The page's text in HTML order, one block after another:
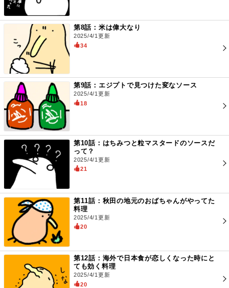
第8話：米は偉大なり
2025/4/1更新
34
第9話：エジプトで見つけた変なソース
2025/4/1更新
18
第10話：はちみつと粒マスタードのソースだ
って？
2025/4/1更新
21
第11話：秋田の地元のおばちゃんがやってた
料理
2025/4/1更新
20
第12話：海外で日本食が恋しくなった時にと
ても効く料理
2025/4/1更新
20